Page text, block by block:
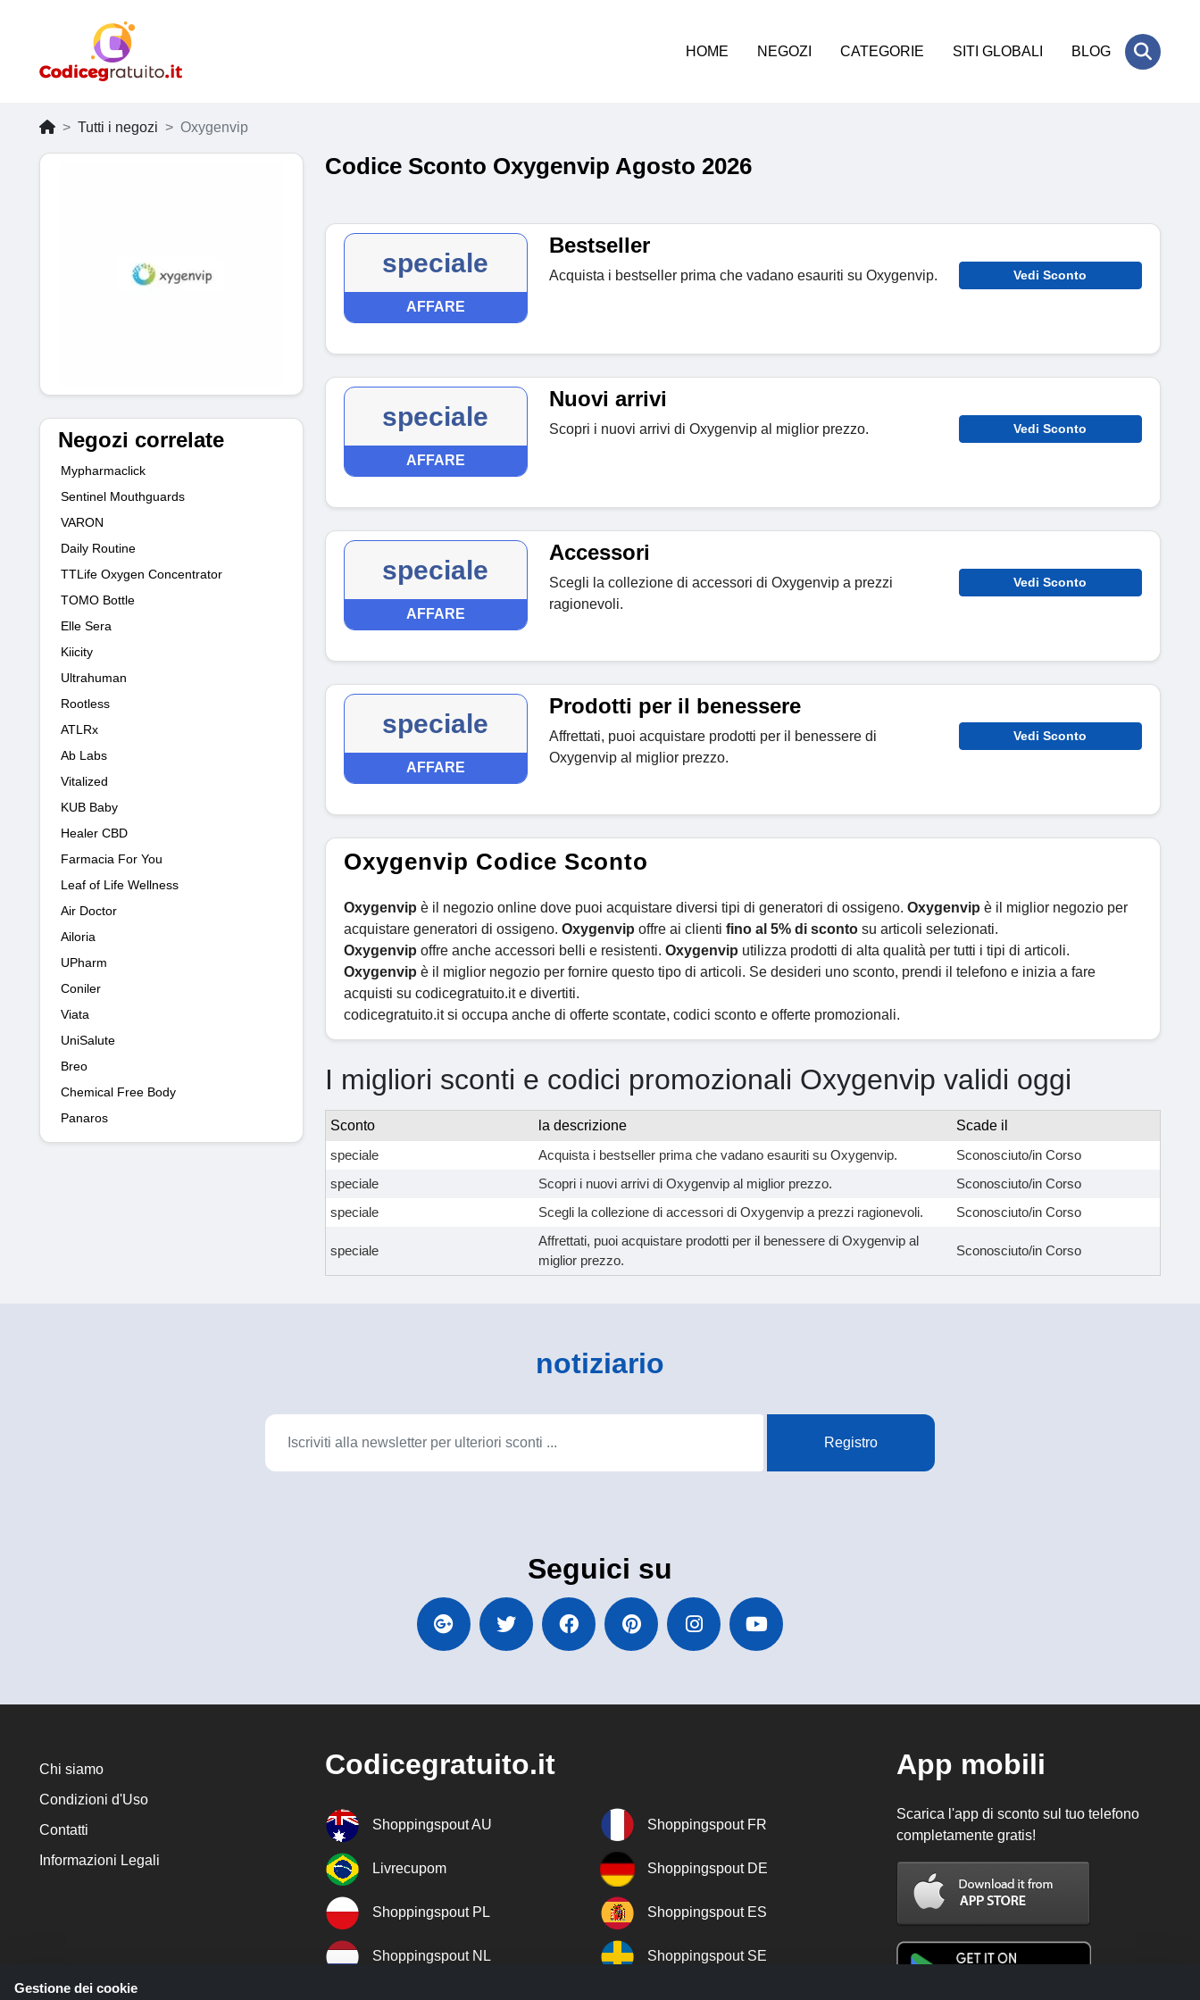
HOME NEGOZI CATEGORIE SITI GLOBALI BLOG
Tutti i negozi Oxygenvip
Negozi correlate
Mypharmaclick
Sentinel Mouthguards
VARON
Daily Routine
TTLife Oxygen Concentrator
TOMO Bottle
Elle Sera
Kiicity
Ultrahuman
Rootless
ATLRx
Ab Labs
Vitalized
KUB Baby
Healer CBD
Farmacia For You
Leaf of Life Wellness
Air Doctor
Ailoria
UPharm
Coniler
Viata
UniSalute
Breo
Chemical Free Body
Panaros
Codice Sconto Oxygenvip Agosto 2026
speciale
AFFARE
Bestseller
Acquista i bestseller prima che vadano esauriti su Oxygenvip. Vedi Sconto
speciale
AFFARE
Nuovi arrivi
Scopri i nuovi arrivi di Oxygenvip al miglior prezzo. Vedi Sconto
speciale
AFFARE
Accessori
Scegli la collezione di accessori di Oxygenvip a prezzi
ragionevoli.
Vedi Sconto
speciale
AFFARE
Prodotti per il benessere
Affrettati, puoi acquistare prodotti per il benessere di
Oxygenvip al miglior prezzo.
Vedi Sconto
Oxygenvip Codice Sconto
Oxygenvip è il negozio online dove puoi acquistare diversi tipi di generatori di ossigeno. Oxygenvip è il miglior negozio per
acquistare generatori di ossigeno. Oxygenvip offre ai clienti fino al 5% di sconto su articoli selezionati.
Oxygenvip offre anche accessori belli e resistenti. Oxygenvip utilizza prodotti di alta qualità per tutti i tipi di articoli.
Oxygenvip è il miglior negozio per fornire questo tipo di articoli. Se desideri uno sconto, prendi il telefono e inizia a fare
acquisti su codicegratuito.it e divertiti.
codicegratuito.it si occupa anche di offerte scontate, codici sconto e offerte promozionali.
I migliori sconti e codici promozionali Oxygenvip validi oggi
Sconto la descrizione
Scade il
speciale
Acquista i bestseller prima che vadano esauriti su Oxygenvip.
Sconosciuto/in Corso
speciale
Scopri i nuovi arrivi di Oxygenvip al miglior prezzo.
Sconosciuto/in Corso
speciale
Scegli la collezione di accessori di Oxygenvip a prezzi ragionevoli. Sconosciuto/in Corso
speciale
Affrettati, puoi acquistare prodotti per il benessere di Oxygenvip al
miglior prezzo.
Sconosciuto/in Corso
notiziario
Registro
Seguici su
Chi siamo
Condizioni d'Uso
Contatti
Informazioni Legali
Codicegratuito.it
Shoppingspout AU Shoppingspout FR
Livrecupom Shoppingspout DE
Shoppingspout PL Shoppingspout ES
Shoppingspout NL Shoppingspout SE
App mobili
Scarica l'app di sconto sul tuo telefono
completamente gratis!
Gestione dei cookie